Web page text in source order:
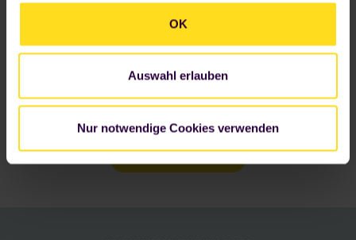
OK
Auswahl erlauben
Nur notwendige Cookies verwenden